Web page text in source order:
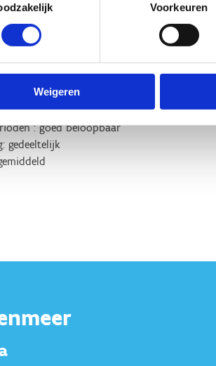
Voorkeuren
Weigeren
: goed beloopbaar
gedeeltelijk